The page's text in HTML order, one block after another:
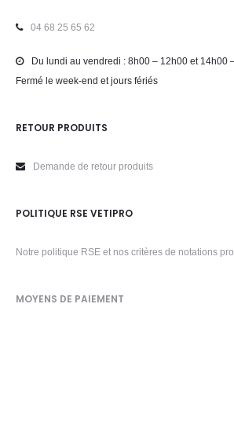
04 68 25 65 62
Du lundi au vendredi : 8h00 – 12h00 et 14h00
Fermé le week-end et jours fériés
RETOUR PRODUITS
Demande de retour produits
POLITIQUE RSE VETIPRO
Notre politique RSE et nos critères de notations
MOYENS DE PAIEMENT